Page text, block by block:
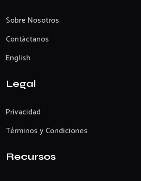
Sobre Nosotros
Contáctanos
English
Legal
Privacidad
Términos y Condiciones
Recursos